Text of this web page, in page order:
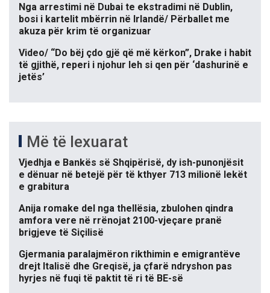
Nga arrestimi në Dubai te ekstradimi në Dublin,
bosi i kartelit mbërrin në Irlandë/ Përballet me
akuza për krim të organizuar
Video/ “Do bëj çdo gjë që më kërkon”, Drake i habit
të gjithë, reperi i njohur leh si qen për ‘dashurinë e
jetës’
Më të lexuarat
Vjedhja e Bankës së Shqipërisë, dy ish-punonjësit
e dënuar në betejë për të kthyer 713 milionë lekët
e grabitura
Anija romake del nga thellësia, zbulohen qindra
amfora vere në rrënojat 2100-vjeçare pranë
brigjeve të Siçilisë
Gjermania paralajmëron rikthimin e emigrantëve
drejt Italisë dhe Greqisë, ja çfarë ndryshon pas
hyrjes në fuqi të paktit të ri të BE-së